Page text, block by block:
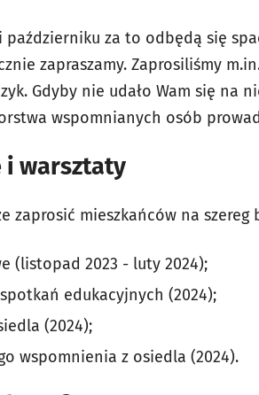
październiku za to odbędą się
zapraszamy. Zaprosiliśmy
Gdyby nie udało Wam się na
wspomnianych osób
i warsztaty
zaprosić mieszkańców na
(listopad 2023 - luty 2024);
edukacyjnych (2024);
(2024);
wspomnienia z osiedla (2024).